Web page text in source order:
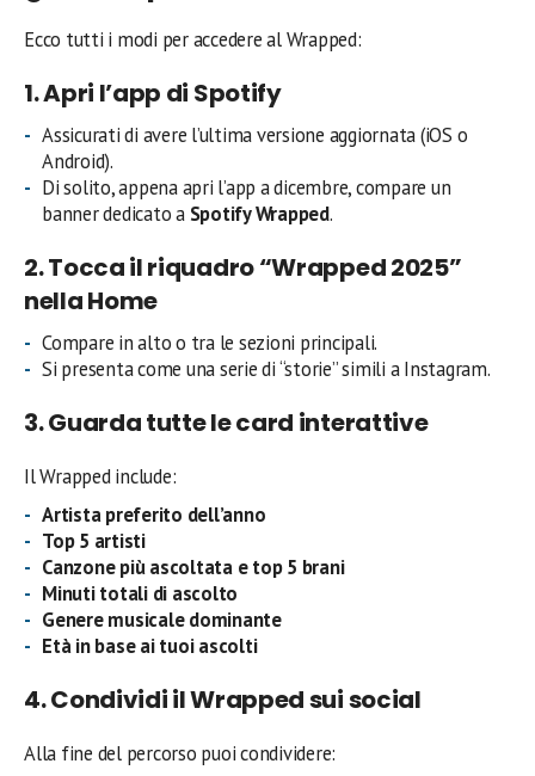
Ecco tutti i modi per accedere al Wrapped:
1. Apri l’app di Spotify
Assicurati di avere l’ultima versione aggiornata (iOS o
Android).
Di solito, appena apri l’app a dicembre, compare un
banner dedicato a Spotify Wrapped.
2. Tocca il riquadro “Wrapped 2025”
nella Home
Compare in alto o tra le sezioni principali.
Si presenta come una serie di “storie” simili a Instagram.
3. Guarda tutte le card interattive
Il Wrapped include:
Artista preferito dell’anno
Top 5 artisti
Canzone più ascoltata e top 5 brani
Minuti totali di ascolto
Genere musicale dominante
Età in base ai tuoi ascolti
4. Condividi il Wrapped sui social
Alla fine del percorso puoi condividere: